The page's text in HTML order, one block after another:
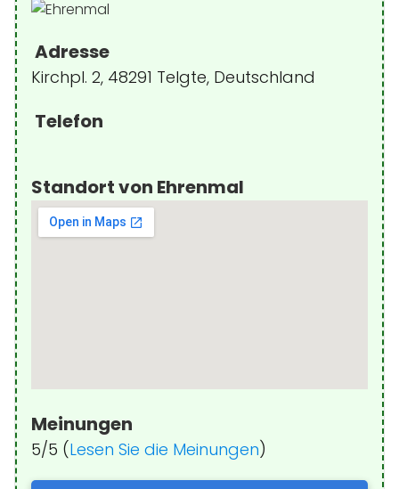
Adresse
Kirchpl. 2, 48291 Telgte, Deutschland
Telefon
Standort von Ehrenmal
Meinungen
5/5 (Lesen Sie die Meinungen)